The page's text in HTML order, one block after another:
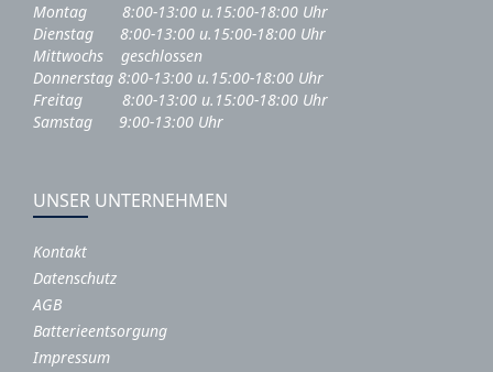
Montag 8:00-13:00 u.15:00-18:00 Uhr
Dienstag 8:00-13:00 u.15:00-18:00 Uhr
Mittwochs geschlossen
Donnerstag 8:00-13:00 u.15:00-18:00 Uhr
Freitag 8:00-13:00 u.15:00-18:00 Uhr
Samstag 9:00-13:00 Uhr
UNSER UNTERNEHMEN
Kontakt
Datenschutz
AGB
Batterieentsorgung
Impressum